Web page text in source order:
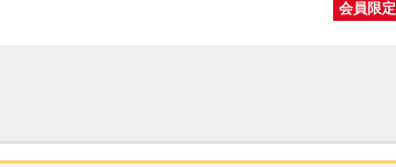
会員限定